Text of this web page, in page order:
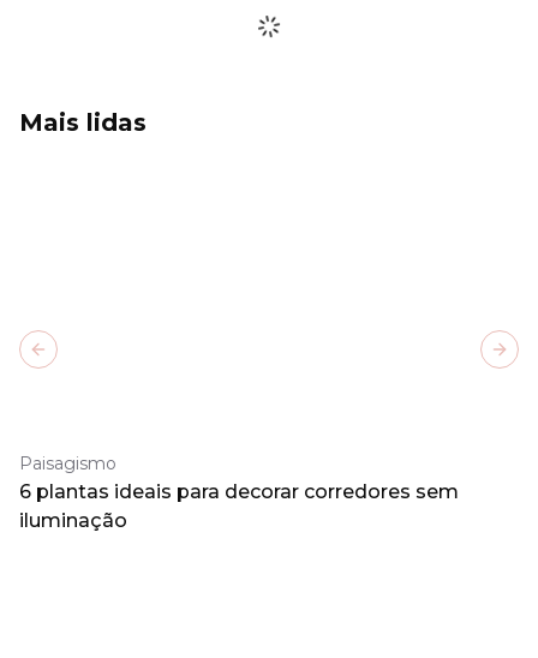
Mais lidas
Paisagismo
6 plantas ideais para decorar corredores sem
iluminação
Previous slide